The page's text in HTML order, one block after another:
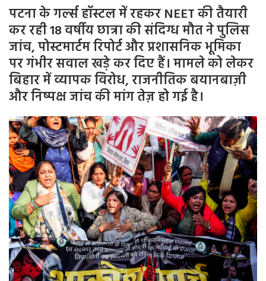
पटना के गर्ल्स हॉस्टल में रहकर NEET की तैयारी
कर रही 18 वर्षीय छात्रा की संदिग्ध मौत ने पुलिस
जांच, पोस्टमार्टम रिपोर्ट और प्रशासनिक भूमिका
पर गंभीर सवाल खड़े कर दिए हैं। मामले को लेकर
बिहार में व्यापक विरोध, राजनीतिक बयानबाज़ी
और निष्पक्ष जांच की मांग तेज़ हो गई है।